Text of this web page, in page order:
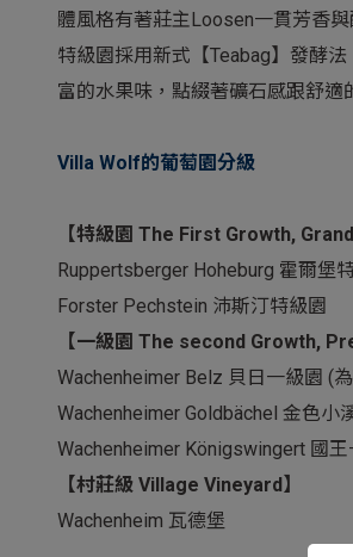
體風格有著莊主Loosen一貫芳香與
特級園採用新式【Teabag】發酵
富的水果味，點綴著礦石感跟舒適
Villa Wolf的葡萄園分級
【特級園 The First Growth, Grand
Ruppertsberger Hoheburg 霍爾堡
Forster Pechstein 沛斯汀特級園
【一級園 The second Growth,
Wachenheimer Belz 貝日一級園 (
Wachenheimer Goldbächel 金色小
Wachenheimer Königswingert 國王
【村莊級 Village Vineyard】
Wachenheim 瓦德堡